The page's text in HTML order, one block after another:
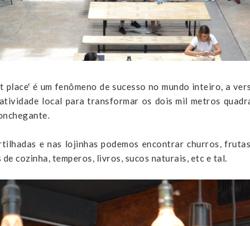
place' é um fenômeno de sucesso no mundo inteiro, a
local para transformar os dois mil metros
e nas lojinhas podemos encontrar churros,
cozinha, temperos, livros, sucos naturais, etc e tal.